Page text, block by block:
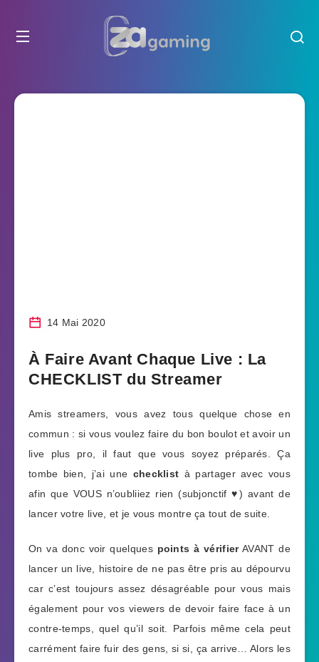
14 Mai 2020
À Faire Avant Chaque Live : La
CHECKLIST du Streamer
Amis streamers, vous avez tous quelque chose en
commun : si vous voulez faire du bon boulot et avoir un
live plus pro, il faut que vous soyez préparés. Ça
tombe bien, j’ai une checklist à partager avec vous
afin que VOUS n’oubliiez rien (subjonctif ♥) avant de
lancer votre live, et je vous montre ça tout de suite.
On va donc voir quelques points à vérifierAVANT de
lancer un live, histoire de ne pas être pris au dépourvu
car c’est toujours assez désagréable pour vous mais
également pour vos viewers de devoir faire face à un
contre-temps, quel qu’il soit. Parfois même cela peut
carrément faire fuir des gens, si si, ça arrive… Alors les